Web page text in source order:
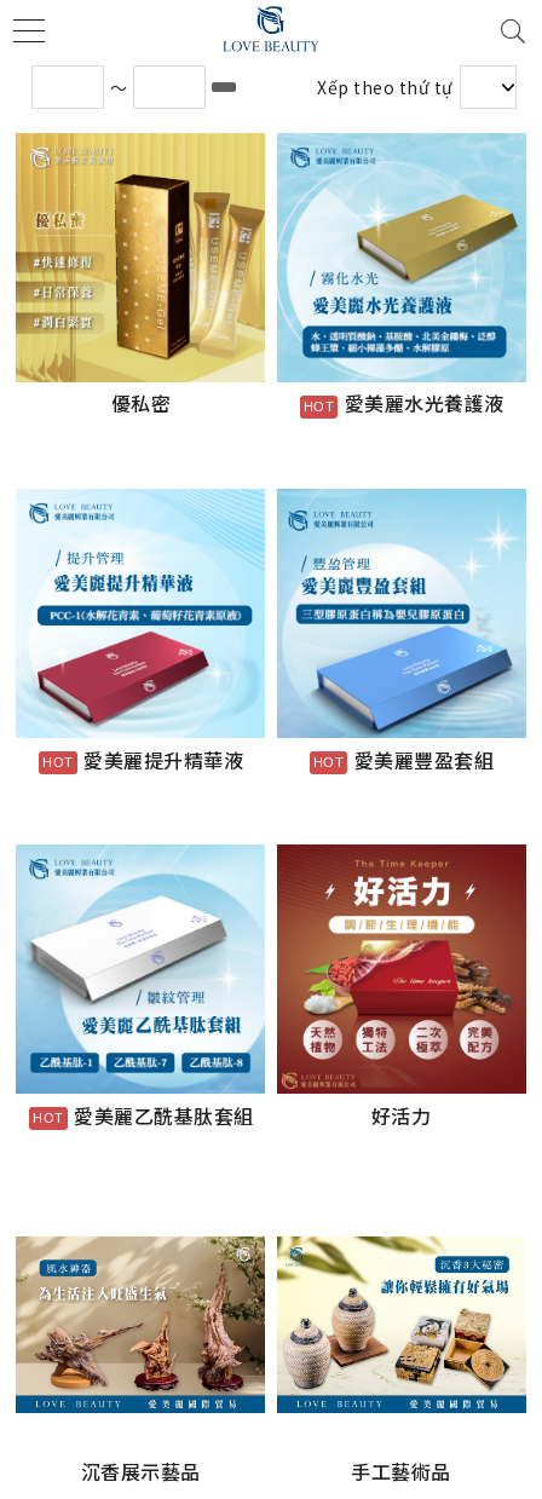
～ Xếp theo thứ tự
優私密 愛美麗水光養護液
愛美麗提升精華液 愛美麗豐盈套組
愛美麗乙酰基肽套組 好活力
沉香展示藝品 手工藝術品